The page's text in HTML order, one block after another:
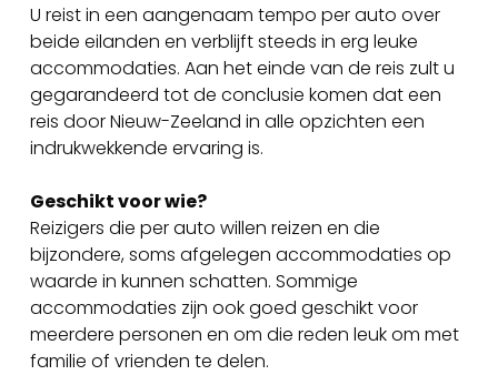
U reist in een aangenaam tempo per auto over
beide eilanden en verblijft steeds in erg leuke
accommodaties. Aan het einde van de reis zult u
gegarandeerd tot de conclusie komen dat een
reis door Nieuw-Zeeland in alle opzichten een
indrukwekkende ervaring is.
Geschikt voor wie?
Reizigers die per auto willen reizen en die
bijzondere, soms afgelegen accommodaties op
waarde in kunnen schatten. Sommige
accommodaties zijn ook goed geschikt voor
meerdere personen en om die reden leuk om met
familie of vrienden te delen.